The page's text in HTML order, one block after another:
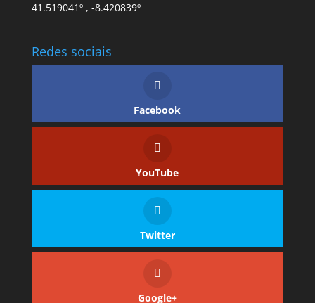
41.519041º , -8.420839º
Redes sociais
Facebook
YouTube
Twitter
Google+